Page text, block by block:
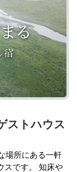
ストハウス
場所にある一軒
スです。 知床や